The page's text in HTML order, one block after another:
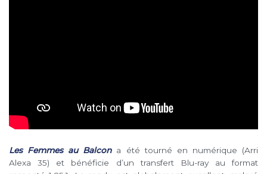
Les Femmes au Balcon a été tourné en numérique (Arri
Alexa 35) et bénéficie d’un transfert Blu-ray au format